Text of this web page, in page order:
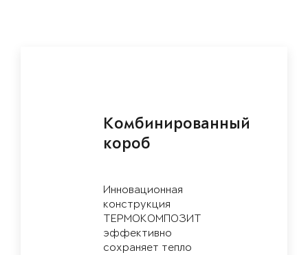
Комбинированный
короб
Инновационная
конструкция
ТЕРМОКОМПОЗИТ
эффективно
сохраняет тепло